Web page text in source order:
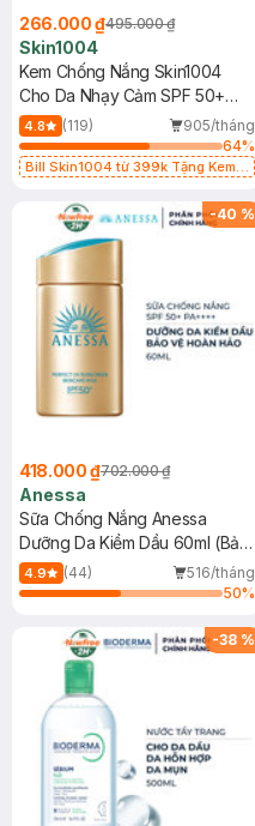
266.000 ₫495.000 ₫
Skin1004
Kem Chống Nắng Skin1004
Cho Da Nhạy Cảm SPF 50+
50ml
4.8 (119)
905/tháng
64%
Bill Skin1004 từ 399k Tặng Kem
SPF 50+ 20ml (SL Có Hạn)
-40 %
418.000 ₫702.000 ₫
Anessa
Sữa Chống Nắng Anessa
Dưỡng Da Kiềm Dầu 60ml (Bản
Mới)
4.9 (44)
516/tháng
50%
-38 %